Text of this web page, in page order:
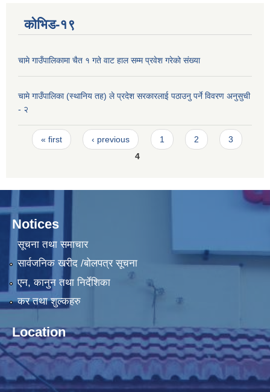
कोभिड-१९
चामे गाउँपालिकामा चैत १ गते वाट हाल सम्म प्रवेश गरेको संख्या
चामे गाउँपालिका (स्थानिय तह) ले प्रदेश सरकारलाई पठाउनु पर्ने विवरण अनुसुची
- २
Pages
« first ‹ previous 1 2
3
4
Notices
सूचना तथा समाचार
सार्वजनिक खरीद /बोलपत्र सूचना
एन, कानुन तथा निर्देशिका
कर तथा शुल्कहरु
Location